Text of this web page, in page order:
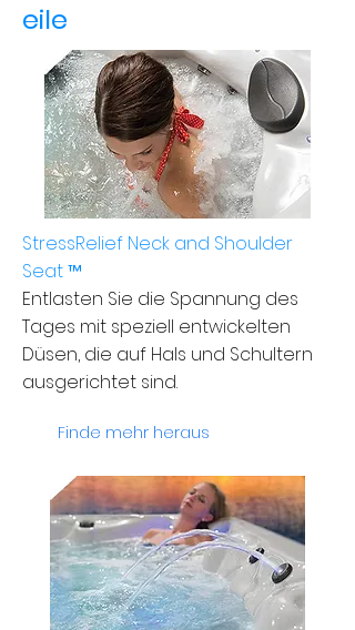
eile
StressRelief Neck and Shoulder
Seat ™
Entlasten Sie die Spannung des
Tages mit speziell entwickelten
Düsen, die auf Hals und Schultern
ausgerichtet sind.
Finde mehr heraus